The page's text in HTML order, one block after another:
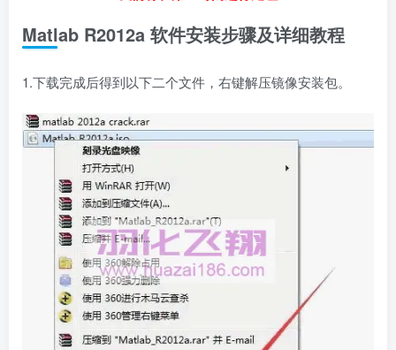
Matlab R2012a 软件安装步骤及详细教程
1.下载完成后得到以下二个文件，右键解压镜像安装包。